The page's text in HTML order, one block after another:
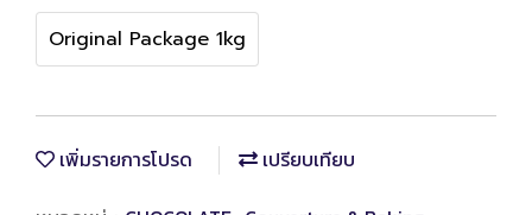
Original Package 1kg
เพิ่มรายการโปรด เปรียบเทียบ